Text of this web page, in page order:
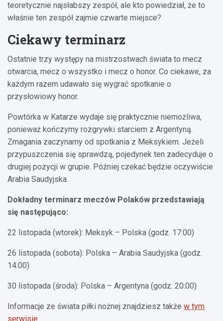
teoretycznie najsłabszy zespół, ale kto powiedział, że to
właśnie ten zespół zajmie czwarte miejsce?
Ciekawy terminarz
Ostatnie trzy występy na mistrzostwach świata to mecz
otwarcia, mecz o wszystko i mecz o honor. Co ciekawe, za
każdym razem udawało się wygrać spotkanie o
przysłowiowy honor.
Powtórka w Katarze wydaje się praktycznie niemożliwa,
ponieważ kończymy rozgrywki starciem z Argentyną.
Zmagania zaczynamy od spotkania z Meksykiem. Jeżeli
przypuszczenia się sprawdzą, pojedynek ten zadecyduje o
drugiej pozycji w grupie. Później czekać będzie oczywiście
Arabia Saudyjska.
Dokładny terminarz meczów Polaków przedstawiają
się następująco:
22 listopada (wtorek): Meksyk – Polska (godz. 17:00)
26 listopada (sobota): Polska – Arabia Saudyjska (godz.
14:00)
30 listopada (środa): Polska – Argentyna (godz. 20:00)
Informacje ze świata piłki nożnej znajdziesz także w tym
serwisie.